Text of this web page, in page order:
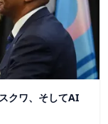
クワ、そしてAI